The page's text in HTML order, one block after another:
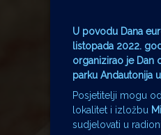
U povodu Dana
listopada 2022.
organizirao je Dan
parku Andautonija
Posjetitelji mogu
lokalitet i izložbu
sudjelovati u